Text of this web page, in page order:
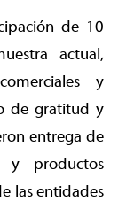
de 10
actual,
y
de gratitud y
entrega de
y productos
las entidades